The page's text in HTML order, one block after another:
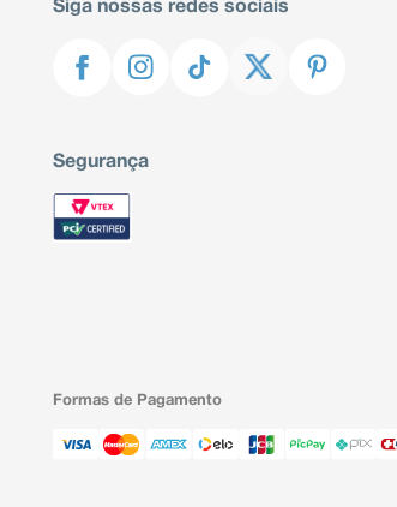
Siga nossas redes sociais
Segurança
Formas de Pagamento